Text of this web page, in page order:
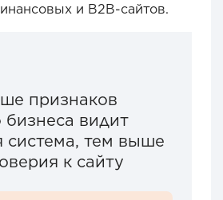
и B2B-сайтов.
признаков
бизнеса видит
система, тем выше
к сайту